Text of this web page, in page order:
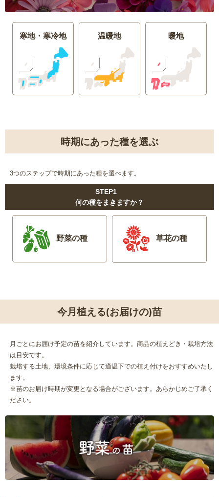
寒地・寒冷地 温暖地 暖地
時期にあった種を選ぶ
3つのステップで時期にあった種を選べます。
STEP1
何の種をまきますか？
野菜の種 草花の種
今月植える(お届けの)苗
月ごとにお届け予定の苗を紹介しています。商品の植えどき・栽培方法
は目安です。
栽培する土地、環境条件に応じて適温下での植え付けをおすすめいたし
ます。
※苗のお届け時期が変更となる場合がございます。あらかじめご了承く
ださい。